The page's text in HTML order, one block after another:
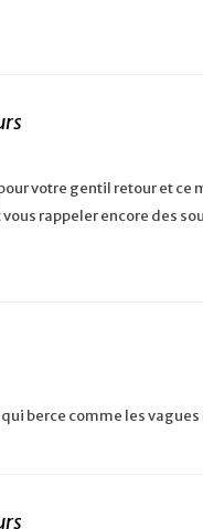
votre gentil retour et
rappeler encore des
berce comme les